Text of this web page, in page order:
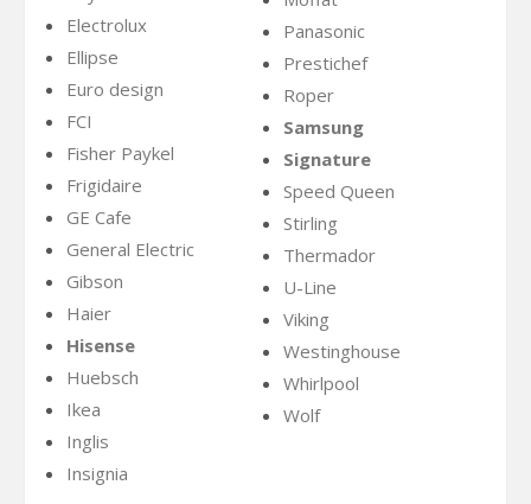
Electrolux
Ellipse
Euro design
FCI
Fisher Paykel
Frigidaire
GE Cafe
General Electric
Gibson
Haier
Hisense
Huebsch
Ikea
Inglis
Insignia
Panasonic
Prestichef
Roper
Samsung
Signature
Speed Queen
Stirling
Thermador
U-Line
Viking
Westinghouse
Whirlpool
Wolf